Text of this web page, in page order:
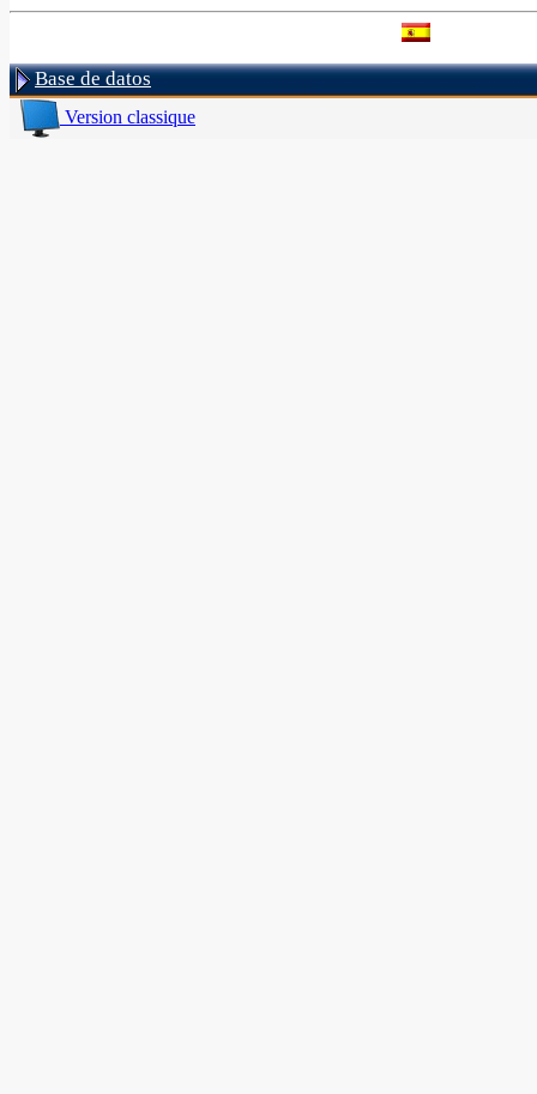
Base de datos
Version classique